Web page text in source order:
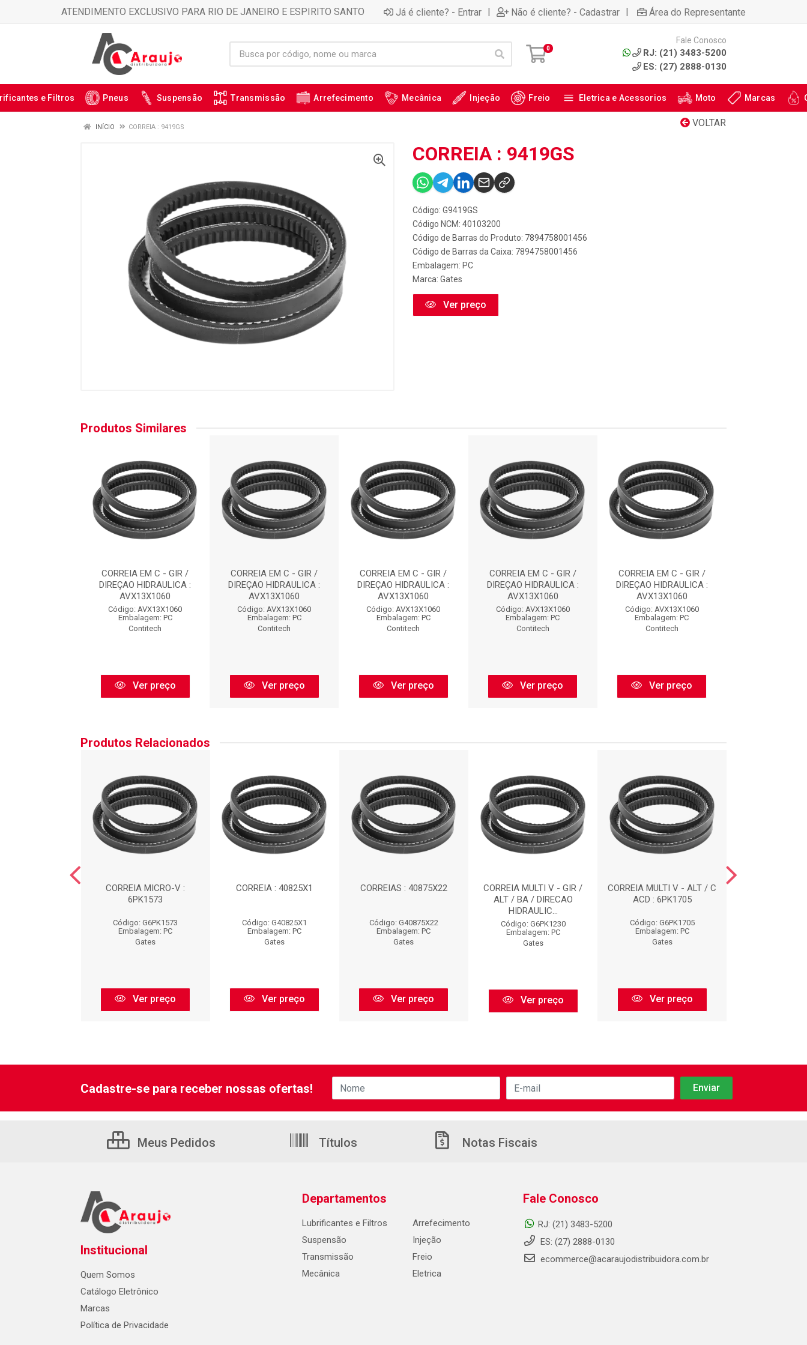
ATENDIMENTO EXCLUSIVO PARA RIO DE JANEIRO E ESPIRITO SANTO Já é cliente? - Entrar | Não é cliente? - Cadastrar | Área do Representante
0
Fale Conosco
RJ: (21) 3483-5200
ES: (27) 2888-0130
e Filtros Pneus Suspensão Transmissão Arrefecimento Mecânica Injeção Freio Eletrica e Acessorios Moto Marcas
VOLTAR
INÍCIO CORREIA : 9419GS
CORREIA : 9419GS
Código: G9419GS
Código NCM: 40103200
Código de Barras do Produto: 7894758001456
Código de Barras da Caixa: 7894758001456
Embalagem: PC
Marca: Gates
Ver preço
Produtos Similares
CORREIA EM C - GIR /
DIREÇAO HIDRAULICA :
AVX13X1060
Código: AVX13X1060
Embalagem: PC
Contitech
Ver preço
CORREIA EM C - GIR /
DIREÇAO HIDRAULICA :
AVX13X1060
Código: AVX13X1060
Embalagem: PC
Contitech
Ver preço
CORREIA EM C - GIR /
DIREÇAO HIDRAULICA :
AVX13X1060
Código: AVX13X1060
Embalagem: PC
Contitech
Ver preço
CORREIA EM C - GIR /
DIREÇAO HIDRAULICA :
AVX13X1060
Código: AVX13X1060
Embalagem: PC
Contitech
Ver preço
CORREIA EM C - GIR /
DIREÇAO HIDRAULICA :
AVX13X1060
Código: AVX13X1060
Embalagem: PC
Contitech
Ver preço
Produtos Relacionados
CORREIA MICRO-V :
6PK1573
Código: G6PK1573
Embalagem: PC
Gates
Ver preço
CORREIA : 40825X1
Código: G40825X1
Embalagem: PC
Gates
Ver preço
CORREIAS : 40875X22
Código: G40875X22
Embalagem: PC
Gates
Ver preço
CORREIA MULTI V - GIR /
ALT / BA / DIRECAO
HIDRAULIC...
Código: G6PK1230
Embalagem: PC
Gates
Ver preço
CORREIA MULTI V - ALT / C
ACD : 6PK1705
Código: G6PK1705
Embalagem: PC
Gates
Ver preço
Cadastre-se para receber nossas ofertas!
Meus Pedidos Títulos Notas Fiscais
Institucional
Quem Somos
Catálogo Eletrônico
Marcas
Política de Privacidade
Departamentos
Lubrificantes e Filtros
Suspensão
Transmissão
Mecânica
Arrefecimento
Injeção
Freio
Eletrica
Fale Conosco
RJ: (21) 3483-5200
ES: (27) 2888-0130
ecommerce@acaraujodistribuidora.com.br